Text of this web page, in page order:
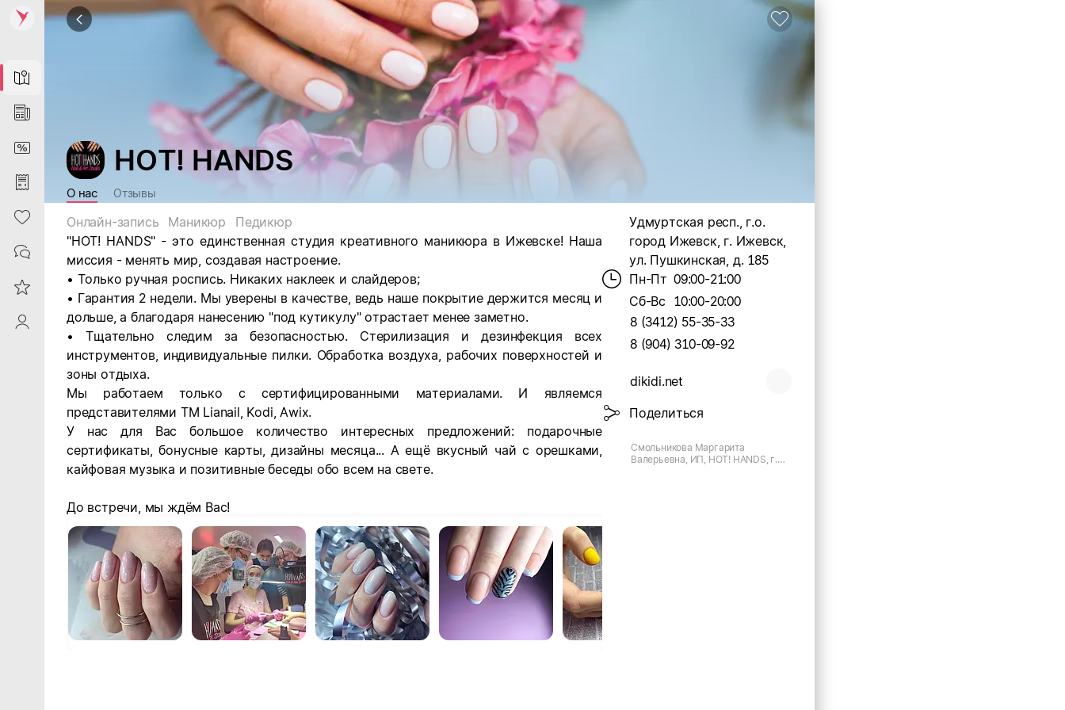
Map
News
DiscountCard
Purchases
Heart
Contacts
Reviews
ProfileSaby
HOT! HANDS
О нас Отзывы
Онлайн-запись Маникюр
Педикюр
"HOT! HANDS" - это единственная студия креативного маникюра в Ижевске! Наша
миссия - менять мир, создавая настроение.
• Только ручная роспись. Никаких наклеек и слайдеров;
• Гарантия 2 недели. Мы уверены в качестве, ведь наше покрытие держится месяц и
дольше, а благодаря нанесению "под кутикулу" отрастает менее заметно.
• Тщательно следим за безопасностью. Стерилизация и дезинфекция всех
инструментов, индивидуальные пилки. Обработка воздуха, рабочих поверхностей и
зоны отдыха.
Мы работаем только с сертифицированными материалами. И являемся
представителями ТМ Lianail, Kodi, Awix.
У нас для Вас большое количество интересных предложений: подарочные
сертификаты, бонусные карты, дизайны месяца... А ещё вкусный чай с орешками,
кайфовая музыка и позитивные беседы обо всем на свете.
До встречи, мы ждём Вас!
Удмуртская респ., г.о.
город Ижевск, г. Ижевск,
ул. Пушкинская, д. 185
Пн-Пт 09:00-21:00
Сб-Вс 10:00-20:00
8 (3412) 55-35-33
8 (904) 310-09-92
dikidi.net
Поделиться
Смольникова Маргарита
Валерьевна, ИП, HOT! HANDS, г.